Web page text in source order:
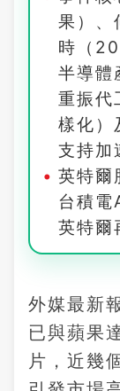
果）、
時（
半導體
重振代
樣化）
支持加
英特爾
台積電
英特爾
外媒最新
已與蘋果
片，近幾